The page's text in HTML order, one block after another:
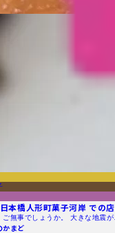
本橋人形町菓子河岸 での
ご無事でしょうか。 大きな地震
かまど